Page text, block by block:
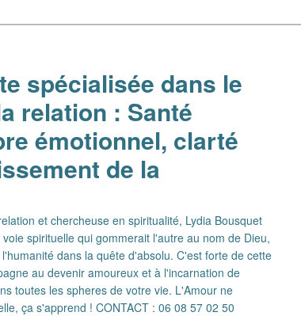
spécialisée dans le
relation : Santé
émotionnel, clarté
de la
et chercheuse en spiritualité, Lydia Bousquet
spirituelle qui gommerait l'autre au nom de Dieu,
dans la quête d'absolu. C'est forte de cette
au devenir amoureux et à l'incarnation de
toutes les spheres de votre vie. L'Amour ne
ça s'apprend ! CONTACT : 06 08 57 02 50